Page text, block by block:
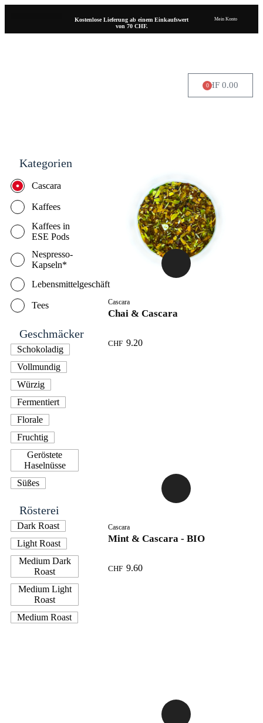
Kostenlose Lieferung ab einem Einkaufswert
von 70 CHF.
Mein Konto
CHF 0.00
0
Kategorien
Cascara
Kaffees
Kaffees in
ESE Pods
Nespresso-
Kapseln*
Lebensmittelgeschäft
Tees
Geschmäcker
Schokoladig
Vollmundig
Würzig
Fermentiert
Florale
Fruchtig
Geröstete
Haselnüsse
Süßes
Rösterei
Dark Roast
Light Roast
Medium Dark
Roast
Medium Light
Roast
Medium Roast
Cascara
Chai & Cascara
CHF 9.20
Cascara
Mint & Cascara - BIO
CHF 9.60